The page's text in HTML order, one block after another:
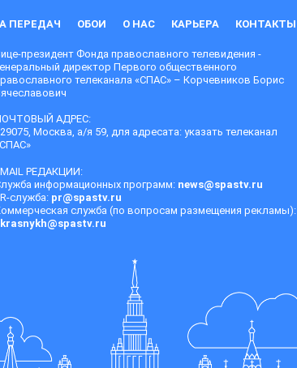
ПЕРЕДАЧ ОБОИ О НАС КАРЬЕРА КОНТАКТЫ
президент Фонда православного телевидения -
директор Первого общественного
телеканала «СПАС» – Корчевников Борис
АДРЕС:
Москва, а/я 59, для адресата: указать телеканал
РЕДАКЦИИ:
информационных программ: news@spastv.ru
служба: pr@spastv.ru
служба (по вопросам размещения рекламы):